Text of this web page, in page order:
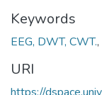
Keywords
EEG, DWT, CWT.,
URI